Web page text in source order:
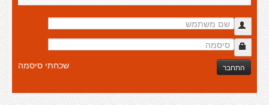
התחבר שכחתי סיסמה